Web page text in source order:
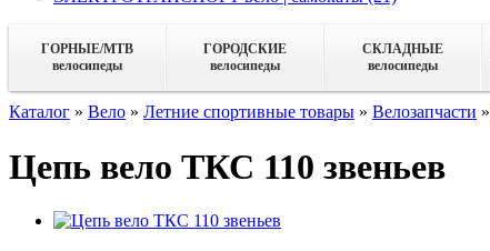
ГОРНЫЕ/MTB
велосипеды
ГОРОДСКИЕ
велосипеды
СКЛАДНЫЕ
велосипеды
Каталог » Вело » Летние спортивные товары » Велозапчасти »
Цепь вело ТКС 110 звеньев